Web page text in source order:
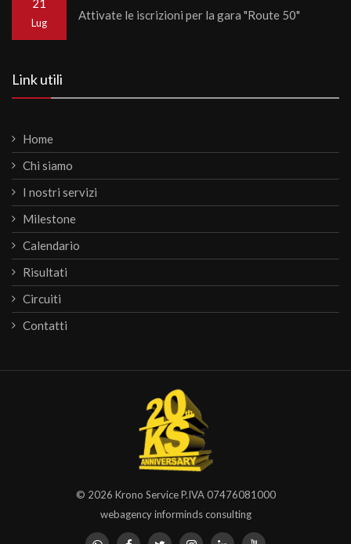
21
Lug
Attivate le iscrizioni per la gara "Route 50"
Link utili
Home
Chi siamo
I nostri servizi
Milestone
Calendario
Risultati
Circuiti
Contatti
© 2026 Krono ServiceP.IVA 07476081000
webagency informinds consulting